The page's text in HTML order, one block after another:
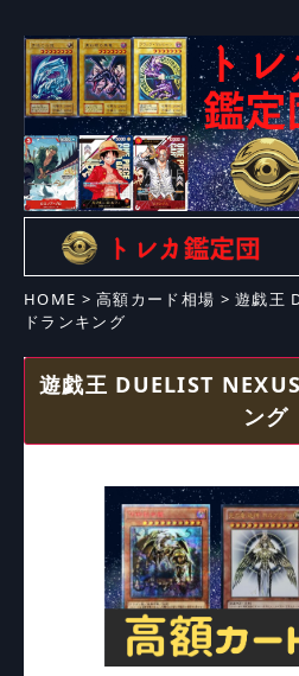
HOME >高額カード相場 >遊戯王
ドランキング
遊戯王 DUELIST
ング